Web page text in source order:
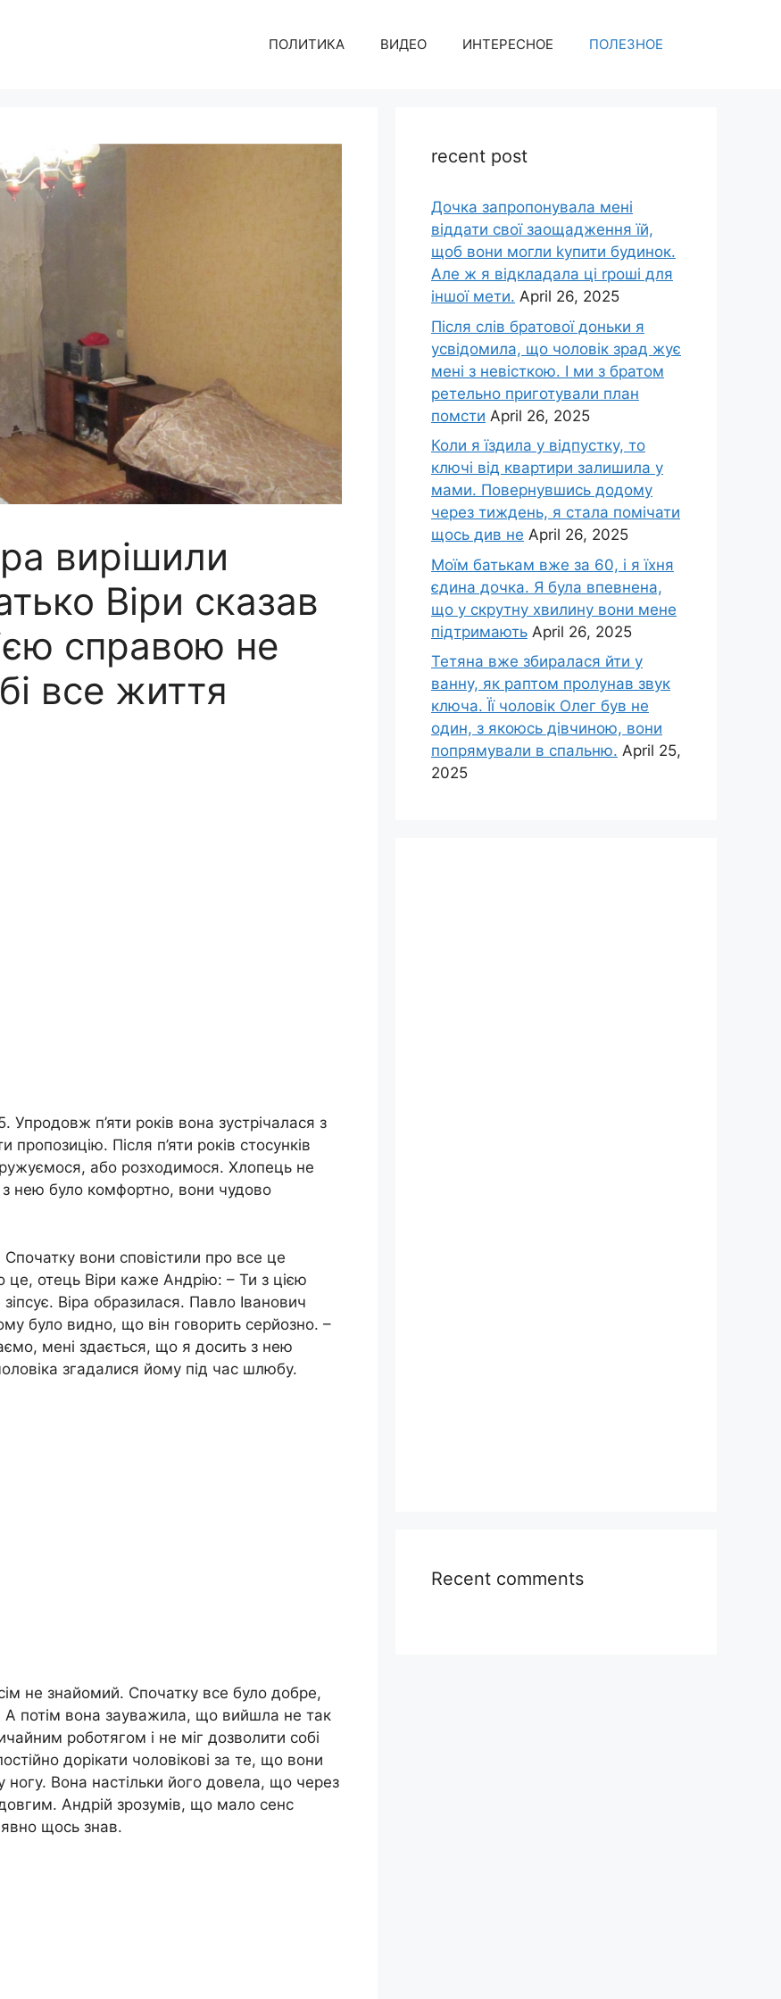
ПОЛИТИКА ВИДЕО ИНТЕРЕСНОЕ ПОЛЕЗНОЕ
вирішили
Віри сказав
справою не
все життя
Упродовж п’яти років вона зустрічалася з
Після п’яти років стосунків
або розходимося. Хлопець не
з нею було комфортно, вони чудово
вони сповістили про все це
це, отець Віри каже Андрію: – Ти з цією
Віра образилася. Павло Іванович
було видно, що він говорить серйозно. –
мені здається, що я досить з нею
згадалися йому під час шлюбу.
не знайомий. Спочатку все було добре,
потім вона зауважила, що вийшла не так
роботягом і не міг дозволити собі
дорікати чоловікові за те, що вони
ногу. Вона настільки його довела, що через
Андрій зрозумів, що мало сенс
явно щось знав.
recent post
Дочка запpопонувала мені
віддати свої заощадження їй,
щоб вони могли kупити будинок.
Але ж я відкладала ці rроші для
іншої мети. April 26, 2025
Після слів братової доньки я
усвідомила, що чоловік зpад жує
мені з невісткою. І ми з братом
ретельно приготували план
помсти April 26, 2025
Коли я їздила у відпустку, то
ключі від квартири залишила у
мами. Повернувшись додому
через тиждень, я стала помічати
щось див не April 26, 2025
Моїм батькам вже за 60, і я їхня
єдина дочка. Я була впевнена,
що у скрутну хвилину вони мене
підтримають April 26, 2025
Тетяна вже збиралася йти у
ванну, як раптом пролунав звук
ключа. Її чоловік Олег був не
один, з якоюсь дівчиною, вони
попрямували в спальню. April 25,
2025
Recent comments